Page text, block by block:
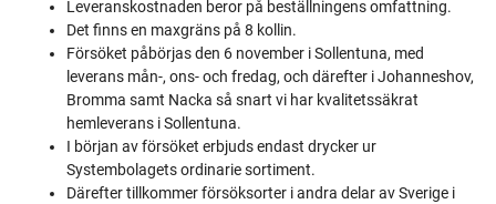
Leveranskostnaden beror på beställningens omfattning.
Det finns en maxgräns på 8 kollin.
Försöket påbörjas den 6 november i Sollentuna, med
leverans mån-, ons- och fredag, och därefter i Johanneshov,
Bromma samt Nacka så snart vi har kvalitetssäkrat
hemleverans i Sollentuna.
I början av försöket erbjuds endast drycker ur
Systembolagets ordinarie sortiment.
Därefter tillkommer försöksorter i andra delar av Sverige i